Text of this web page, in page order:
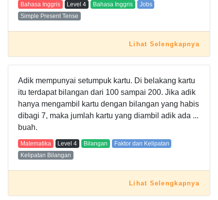
Bahasa Inggris Level 4 Bahasa Inggris
Jobs
Simple Present Tense
Lihat Selengkapnya
Adik mempunyai setumpuk kartu. Di belakang kartu
itu terdapat bilangan dari 100 sampai 200. Jika adik
hanya mengambil kartu dengan bilangan yang habis
dibagi 7, maka jumlah kartu yang diambil adik ada ...
buah.
Matematika Level 4 Bilangan
Faktor dan Kelipatan
Kelipatan Bilangan
Lihat Selengkapnya